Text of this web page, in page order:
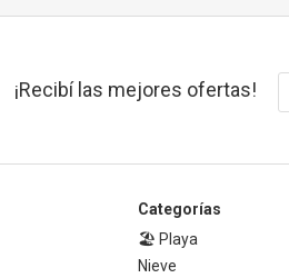
¡Recibí las mejores ofertas!
Categorías
🏖️ Playa
Nieve